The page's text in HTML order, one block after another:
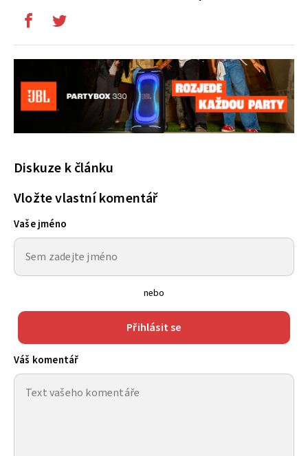
Diskuze k článku
Vložte vlastní komentář
Vaše jméno
nebo
Přihlásit se
Váš komentář